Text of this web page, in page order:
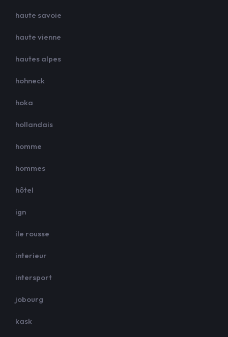
haute savoie
haute vienne
hautes alpes
hohneck
hoka
hollandais
homme
hommes
hôtel
ign
ile rousse
interieur
intersport
jobourg
kask